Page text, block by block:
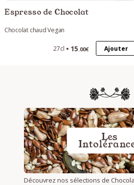
Espresso de Chocolat
Chocolat chaud Vegan
27cl 15.00€ Ajouter
Les
Découvrez nos sélections de